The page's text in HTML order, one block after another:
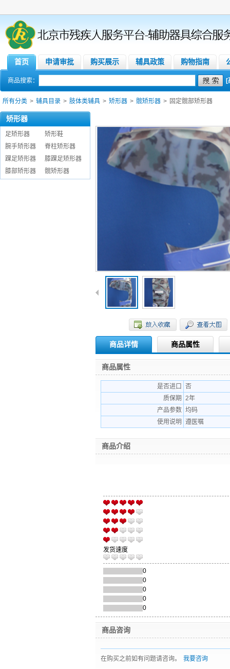
首页 申请审批 购买展示 辅具政策 购物指南
商品搜索： [
所有分类 > 辅具目录 > 肢体类辅具 > 矫形器 > 髋矫形器 > 固定髋部矫形器
矫形器
足矫形器
矫形鞋
腕手矫形器
脊柱矫形器
踝足矫形器
膝踝足矫形器
膝部矫形器
髋矫形器
商品详情 商品属性
商品属性
是否进口
否
质保期 2年
产品参数 均码
使用说明 遵医嘱
商品介绍
发货速度
0
0
0
0
0
商品咨询
在购买之前如有问题请咨询。 我要咨询